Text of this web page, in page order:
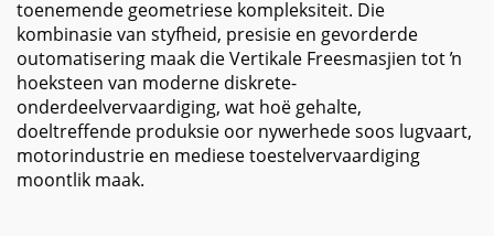
toenemende geometriese kompleksiteit. Die
kombinasie van styfheid, presisie en gevorderde
outomatisering maak die Vertikale Freesmasjien tot ŉ
hoeksteen van moderne diskrete-
onderdeelvervaardiging, wat hoë gehalte,
doeltreffende produksie oor nywerhede soos lugvaart,
motorindustrie en mediese toestelvervaardiging
moontlik maak.